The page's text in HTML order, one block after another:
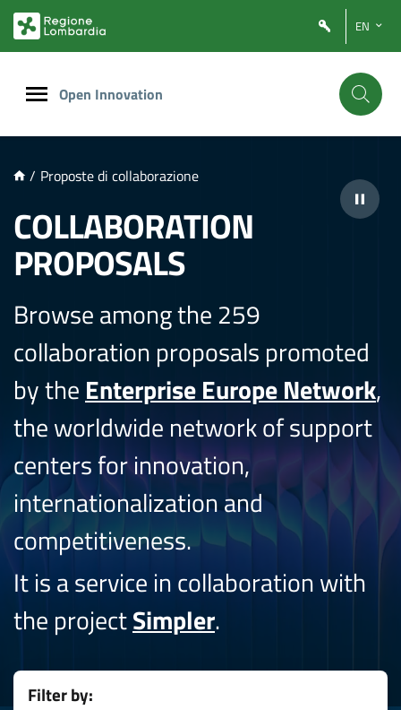
PRINCIPALE
EN
Open Innovation
/ Proposte di collaborazione
COLLABORATION
PROPOSALS
Browse among the 259
collaboration proposals promoted
by the Enterprise Europe Network,
the worldwide network of support
centers for innovation,
internationalization and
competitiveness.
It is a service in collaboration with
the projectSimpler.
Filter by: